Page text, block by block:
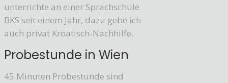
unterrichte an einer Sprachschule
BKS seit einem Jahr, dazu gebe ich
auch privat Kroatisch-Nachhilfe.
Probestunde in Wien
45 Minuten Probestunde sind